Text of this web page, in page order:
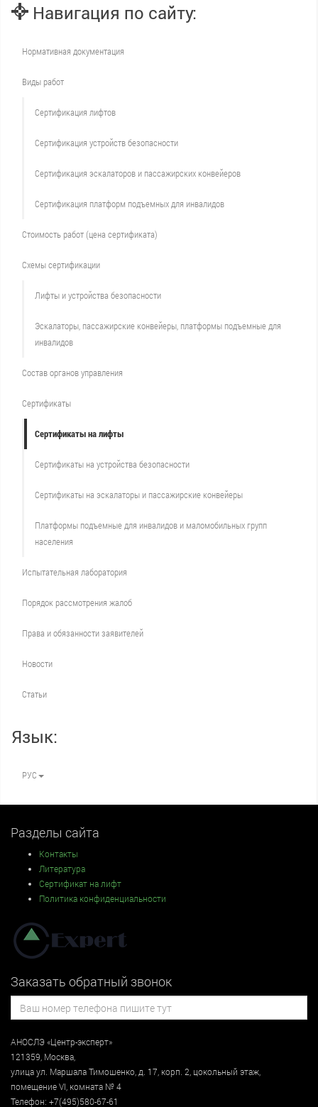
Навигация по сайту:
Нормативная документация
Виды работ
Сертификация лифтов
Сертификация устройств безопасности
Сертификация эскалаторов и пассажирских конвейеров
Сертификация платформ подъемных для инвалидов
Стоимость работ (цена сертификата)
Схемы сертификации
Лифты и устройства безопасности
Эскалаторы, пассажирские конвейеры, платформы подъемные для
инвалидов
Состав органов управления
Сертификаты
Сертификаты на лифты
Сертификаты на устройства безопасности
Сертификаты на эскалаторы и пассажирские конвейеры
Платформы подъемные для инвалидов и маломобильных групп
населения
Испытательная лаборатория
Порядок рассмотрения жалоб
Права и обязанности заявителей
Новости
Статьи
Язык:
РУС
Разделы сайта
Контакты
Литература
Сертификат на лифт
Политика конфиденциальности
Заказать обратный звонок
АНОСЛЭ «Центр-эксперт»
121359, Москва,
улицаул. Маршала Тимошенко, д. 17, корп. 2, цокольный этаж,
помещение VI, комната № 4
Телефон: +7(495)580-67-61